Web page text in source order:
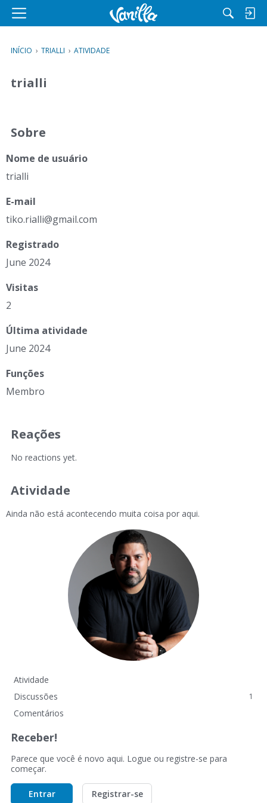
M
n
u
INÍCIO › TRIALLI › ATIVIDADE
trialli
Sobre
Nome de usuário
trialli
E-mail
tiko.rialli@gmail.com
Registrado
June 2024
Visitas
2
Última atividade
June 2024
Funções
Membro
Reações
No reactions yet.
Atividade
Ainda não está acontecendo muita coisa por aqui.
Atividade
Discussões
1
Comentários
Receber!
Parece que você é novo aqui. Logue ou registre-se para
começar.
Entrar Registrar-se